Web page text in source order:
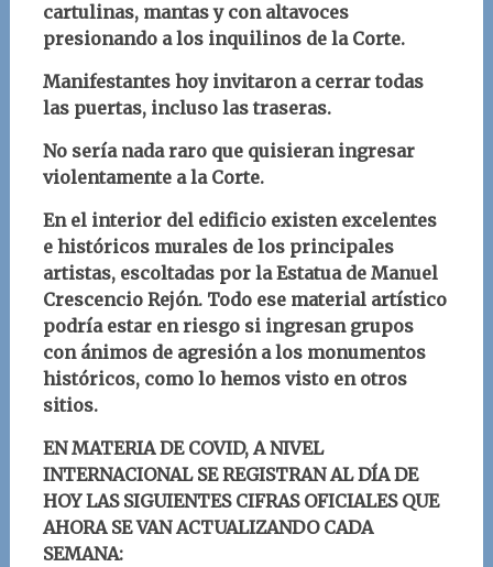
cartulinas, mantas y con altavoces
presionando a los inquilinos de la Corte.
Manifestantes hoy invitaron a cerrar todas
las puertas, incluso las traseras.
No sería nada raro que quisieran ingresar
violentamente a la Corte.
En el interior del edificio existen excelentes
e históricos murales de los principales
artistas, escoltadas por la Estatua de Manuel
Crescencio Rejón. Todo ese material artístico
podría estar en riesgo si ingresan grupos
con ánimos de agresión a los monumentos
históricos, como lo hemos visto en otros
sitios.
EN MATERIA DE COVID, A NIVEL
INTERNACIONAL SE REGISTRAN AL DÍA DE
HOY LAS SIGUIENTES CIFRAS OFICIALES QUE
AHORA SE VAN ACTUALIZANDO CADA
SEMANA: